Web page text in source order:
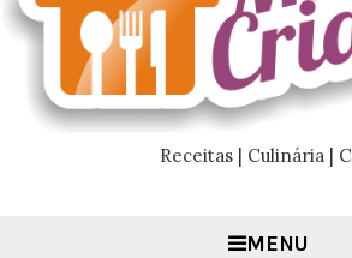
Receitas | Culinária |
MENU